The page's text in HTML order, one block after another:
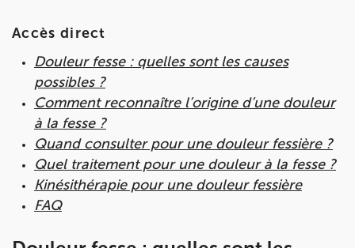
Accès direct
Douleur fesse : quelles sont les causes
possibles ?
Comment reconnaître l’origine d’une douleur
à la fesse ?
Quand consulter pour une douleur fessière ?
Quel traitement pour une douleur à la fesse ?
Kinésithérapie pour une douleur fessière
FAQ
IK PARIS 15 – SÉGUR
75015 Paris
75015 Paris
01 43 31 00 33
Prenez RDV sur
Prenez RDV sur
IK PARIS 6 – CASSETTE